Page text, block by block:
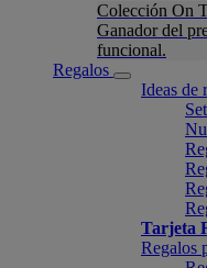
Colección On
Ganador del
funcional.
Regalos
Ideas de
Tarjeta
Regalos